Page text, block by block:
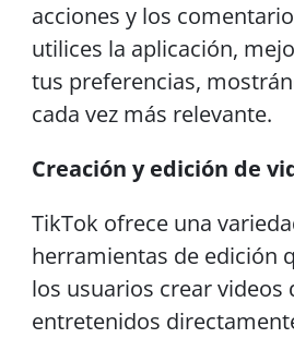
acciones y los
utilices la aplicación,
tus preferencias,
cada vez más relevante.
Creación y edición de
TikTok ofrece una
herramientas de edición
los usuarios crear videos
entretenidos